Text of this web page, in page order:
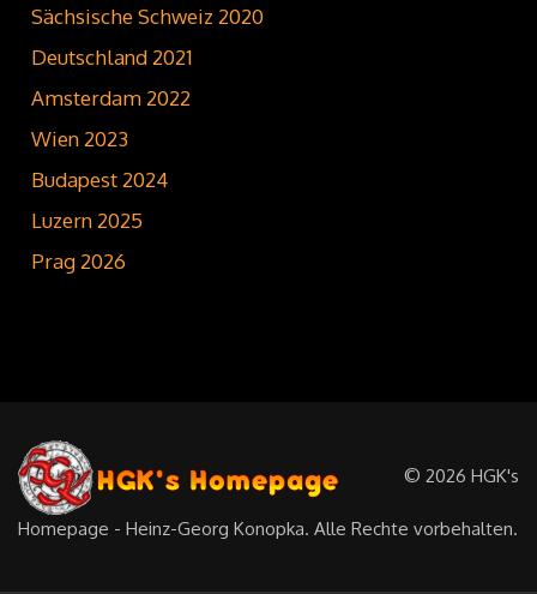
Sächsische Schweiz 2020
Deutschland 2021
Amsterdam 2022
Wien 2023
Budapest 2024
Luzern 2025
Prag 2026
© 2026 HGK's
Homepage - Heinz-Georg Konopka. Alle Rechte vorbehalten.